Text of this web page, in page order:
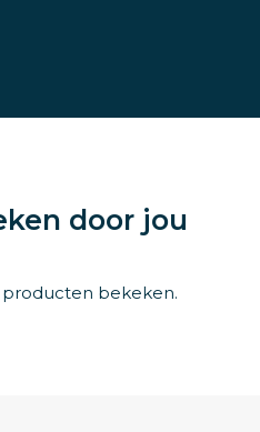
door jou
bekeken.